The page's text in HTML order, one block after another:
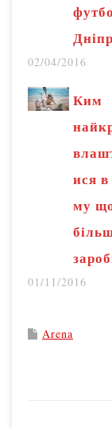
02/04/2016
Ким
ися
му
01/11/2016
Arena